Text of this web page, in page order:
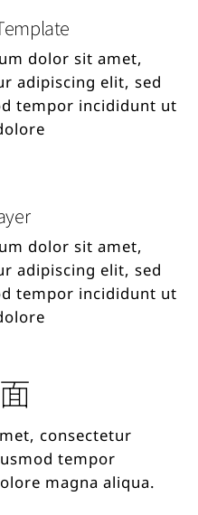
dolor sit amet,
adipiscing elit, sed
tempor incididunt ut
dolor sit amet,
adipiscing elit, sed
tempor incididunt ut
consectetur
tempor
magna aliqua.